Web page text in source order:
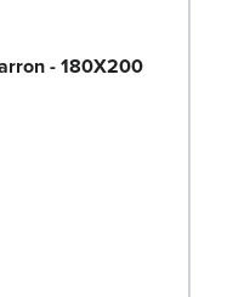
- 180X200